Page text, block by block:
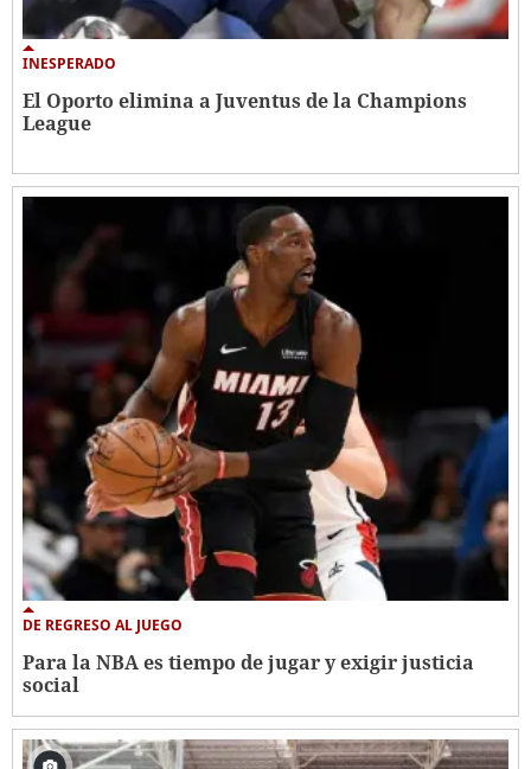
INESPERADO
El Oporto elimina a Juventus de la Champions
League
DE REGRESO AL JUEGO
Para la NBA es tiempo de jugar y exigir justicia
social